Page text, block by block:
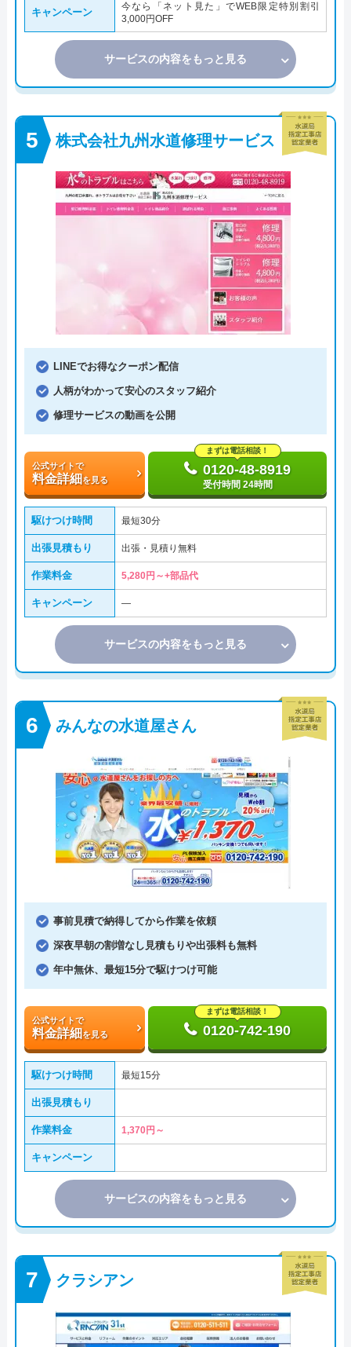
キャンペーン
今なら「ネット見た」でWEB限定特別割引
3,000円OFF
サービスの内容をもっと見る
株式会社九州水道修理サービス
LINEでお得なクーポン配信
人柄がわかって安心のスタッフ紹介
修理サービスの動画を公開
公式サイトで
料金詳細を見る
まずは電話相談！
0120-48-8919
受付時間 24時間
駆けつけ時間 最短30分
出張見積もり 出張・見積り無料
作業料金 5,280円～+部品代
キャンペーン ―
サービスの内容をもっと見る
みんなの水道屋さん
事前見積で納得してから作業を依頼
深夜早朝の割増なし見積もりや出張料も無料
年中無休、最短15分で駆けつけ可能
公式サイトで
料金詳細を見る
まずは電話相談！
0120-742-190
駆けつけ時間 最短15分
出張見積もり
作業料金 1,370円～
キャンペーン
サービスの内容をもっと見る
クラシアン